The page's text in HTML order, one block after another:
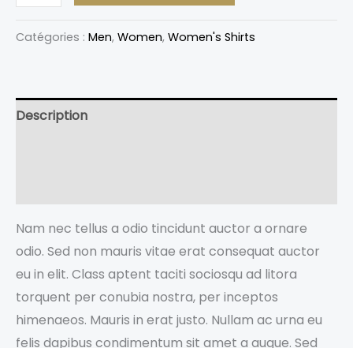
Catégories : Men, Women, Women's Shirts
Description
Nam nec tellus a odio tincidunt auctor a ornare
odio. Sed non mauris vitae erat consequat auctor
eu in elit. Class aptent taciti sociosqu ad litora
torquent per conubia nostra, per inceptos
himenaeos. Mauris in erat justo. Nullam ac urna eu
felis dapibus condimentum sit amet a augue. Sed